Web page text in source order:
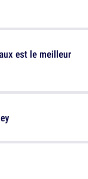
est le meilleur